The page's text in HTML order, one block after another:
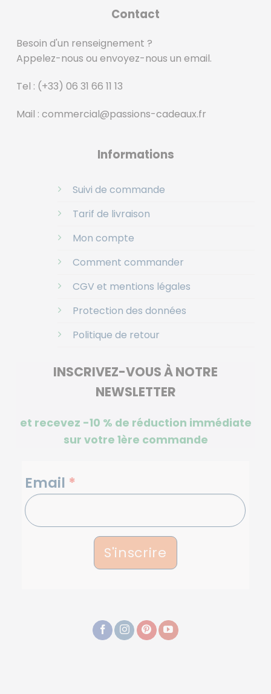
Contact
Besoin d'un renseignement ?
Appelez-nous ou envoyez-nous un email.
Tel : (+33) 06 31 66 11 13
Mail : commercial@passions-cadeaux.fr
Informations
Suivi de commande
Tarif de livraison
Mon compte
Comment commander
CGV et mentions légales
Protection des données
Politique de retour
INSCRIVEZ-VOUS À NOTRE
NEWSLETTER
et recevez -10 % de réduction immédiate
sur votre 1ère commande
NEWSLETTERS
Email *
S'inscrire